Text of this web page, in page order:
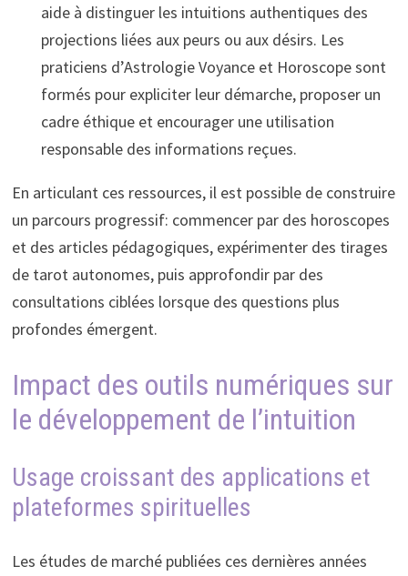
aide à distinguer les intuitions authentiques des
projections liées aux peurs ou aux désirs. Les
praticiens d’Astrologie Voyance et Horoscope sont
formés pour expliciter leur démarche, proposer un
cadre éthique et encourager une utilisation
responsable des informations reçues.
En articulant ces ressources, il est possible de construire
un parcours progressif: commencer par des horoscopes
et des articles pédagogiques, expérimenter des tirages
de tarot autonomes, puis approfondir par des
consultations ciblées lorsque des questions plus
profondes émergent.
Impact des outils numériques sur
le développement de l’intuition
Usage croissant des applications et
plateformes spirituelles
Les études de marché publiées ces dernières années